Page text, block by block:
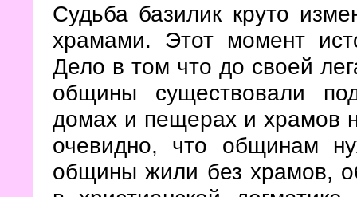
Судьба базилик круто
храмами. Этот момент
Дело в том что до своей
общины существовали
домах и пещерах и храмов
очевидно, что общинам
общины жили без храмов,